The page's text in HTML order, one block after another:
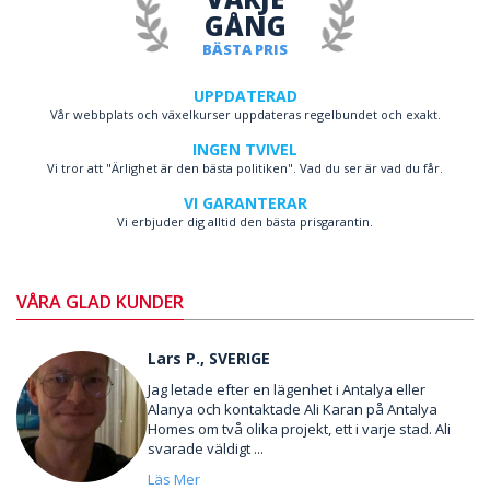
BÄSTA PRIS
GÅNG
UPPDATERAD
Vår webbplats och växelkurser uppdateras regelbundet och exakt.
INGEN TVIVEL
Vi tror att "Ärlighet är den bästa politiken". Vad du ser är vad du får.
VI GARANTERAR
Vi erbjuder dig alltid den bästa prisgarantin.
VÅRA GLAD KUNDER
Lars P., SVERIGE
Jag letade efter en lägenhet i Antalya eller
Alanya och kontaktade Ali Karan på Antalya
Homes om två olika projekt, ett i varje stad. Ali
svarade väldigt ...
Läs Mer